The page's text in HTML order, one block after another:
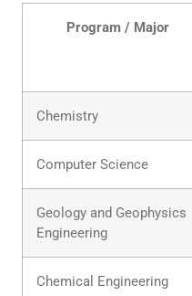
Program / Major
Chemistry
Computer Science
Geology and Geophysics
Engineering
Chemical Engineering